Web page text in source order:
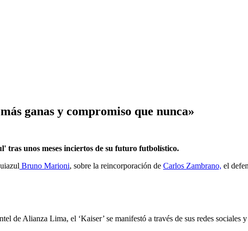
ganas y compromiso que nunca»
unos meses inciertos de su futuro futbolístico.
Bruno Marioni, sobre la reincorporación de Carlos Zambrano, el
de Alianza Lima, el ‘Kaiser’ se manifestó a través de sus redes sociales